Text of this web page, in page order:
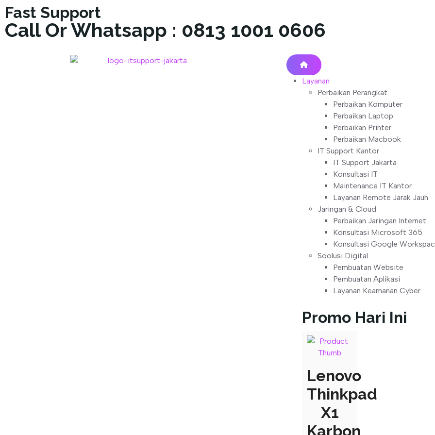
Fast Support
Call Or Whatsapp : 0813 1001 0606
Layanan
Perbaikan Perangkat
Perbaikan Komputer
Perbaikan Laptop
Perbaikan Printer
Perbaikan Macbook
IT Support Kantor
IT Support Jakarta
Konsultasi IT
Maintenance IT Kantor
Layanan Remote Jarak Jauh
Jaringan & Cloud
Perbaikan Jaringan Internet
Konsultasi Microsoft 365
Konsultasi Google
Soolusi Digital
Pembuatan Website
Pembuatan Aplikasi
Layanan Keamanan Cyber
Promo Hari Ini
Lenovo
Thinkpad
X1
Karbon